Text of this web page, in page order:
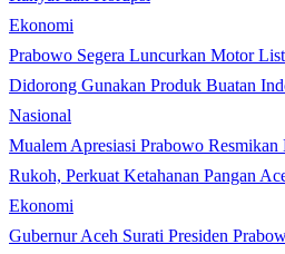
Ekonomi
Prabowo Segera Luncurkan Motor
Didorong Gunakan Produk Buatan
Nasional
Mualem Apresiasi Prabowo Resmikan
Rukoh, Perkuat Ketahanan Pangan
Ekonomi
Gubernur Aceh Surati Presiden